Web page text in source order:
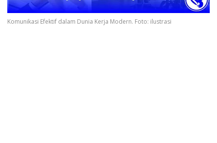
Komunikasi Efektif dalam Dunia Kerja Modern. Foto: ilustrasi